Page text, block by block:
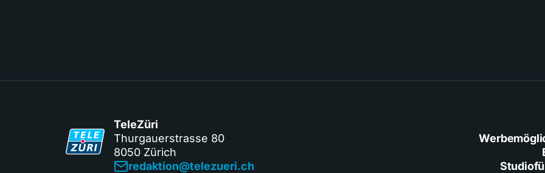
TeleZüri
Thurgauerstrasse 80
8050 Zürich
redaktion@telezueri.ch